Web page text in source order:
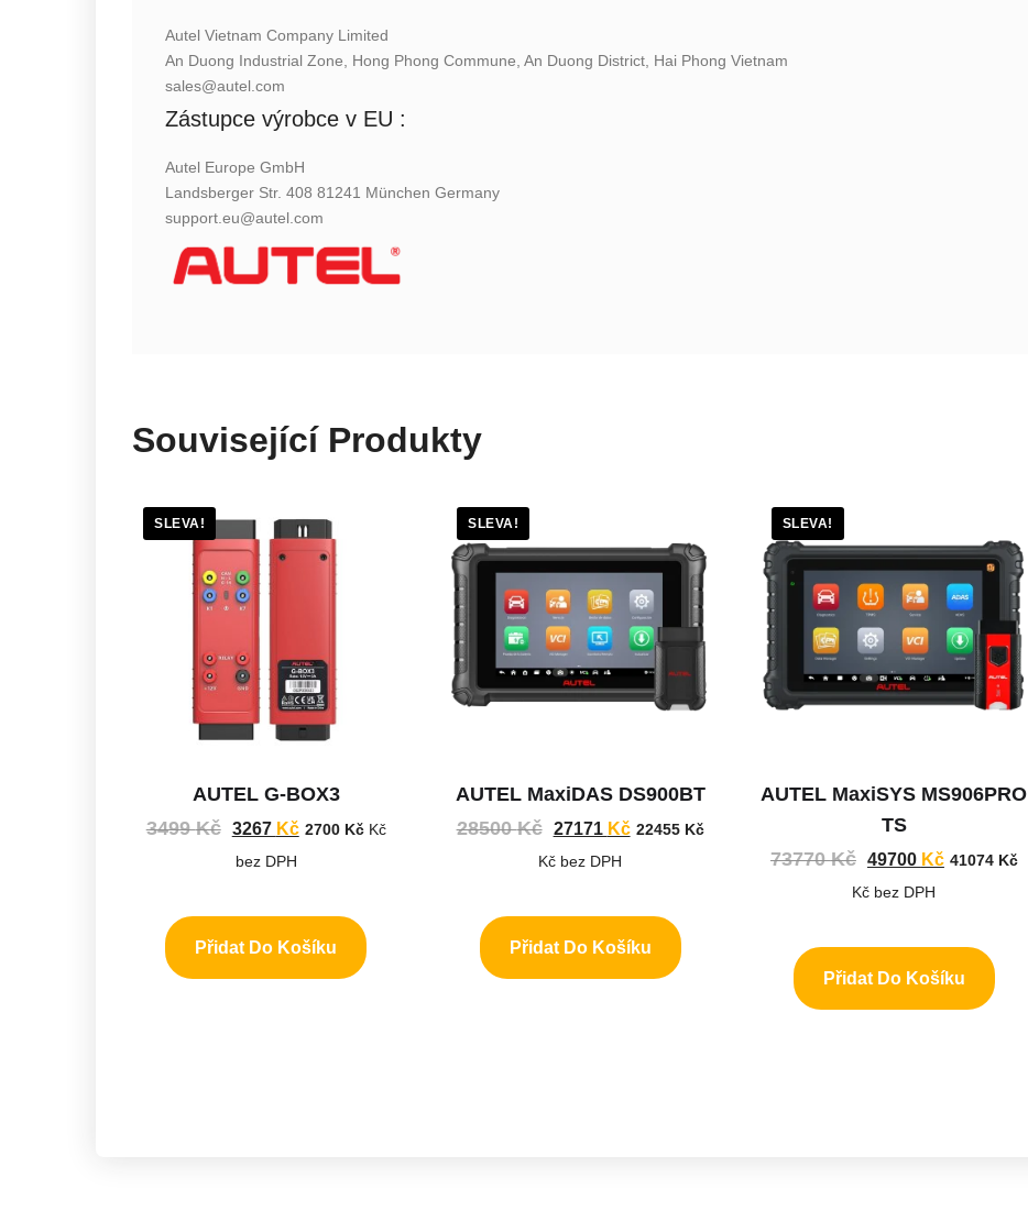
Autel Vietnam Company Limited
An Duong Industrial Zone, Hong Phong Commune, An Duong District, Hai Phong Vietnam
sales@autel.com
Zástupce výrobce v EU :
Autel Europe GmbH
Landsberger Str. 408 81241 München Germany
support.eu@autel.com
Související Produkty
SLEVA!
AUTEL G-BOX3
3499Kč 3267 Kč 2700 KčKč
bez DPH
Přidat Do Košíku
SLEVA!
AUTEL MaxiDAS DS900BT
28500Kč 27171 Kč 22455 Kč
Kč bez DPH
Přidat Do Košíku
SLEVA!
AUTEL MaxiSYS MS906PRO
TS
73770Kč 49700 Kč 41074 Kč
Kč bez DPH
Přidat Do Košíku